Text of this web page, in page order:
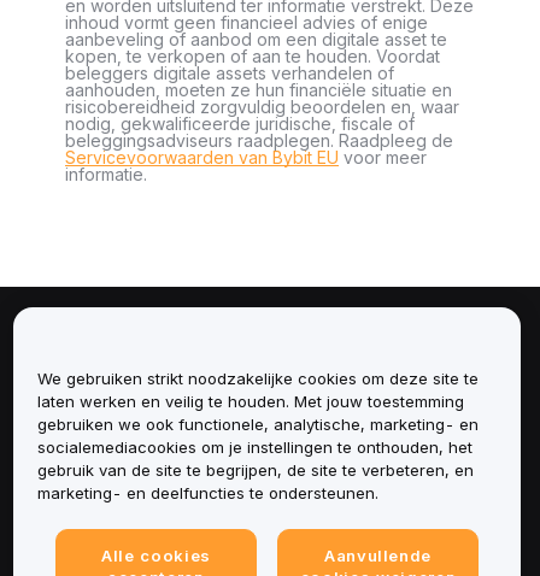
en worden uitsluitend ter informatie verstrekt. Deze
inhoud vormt geen financieel advies of enige
aanbeveling of aanbod om een digitale asset te
kopen, te verkopen of aan te houden. Voordat
beleggers digitale assets verhandelen of
aanhouden, moeten ze hun financiële situatie en
risicobereidheid zorgvuldig beoordelen en, waar
nodig, gekwalificeerde juridische, fiscale of
beleggingsadviseurs raadplegen. Raadpleeg de
Servicevoorwaarden van Bybit EU voor meer
informatie.
Diensten
Ondersteuning
We gebruiken strikt noodzakelijke cookies om deze site te
laten werken en veilig te houden. Met jouw toestemming
gebruiken we ook functionele, analytische, marketing- en
socialemediacookies om je instellingen te onthouden, het
gebruik van de site te begrijpen, de site te verbeteren, en
marketing- en deelfuncties te ondersteunen.
Alle cookies
Aanvullende